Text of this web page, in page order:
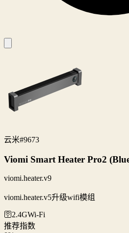
云米#9673
Viomi Smart Heater Pro2
viomi.heater.v9
viomi.heater.v5升级wifi模组
🛜2.4GWi‑Fi
推荐指数